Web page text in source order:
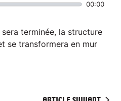
00:00
terminée, la structure
se transformera en mur